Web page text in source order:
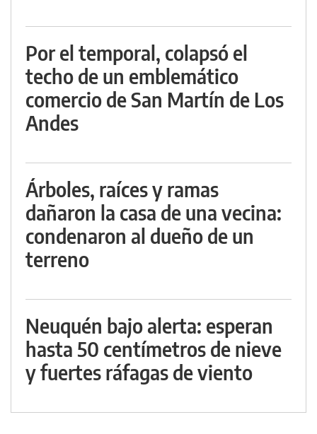
Por el temporal, colapsó el
techo de un emblemático
comercio de San Martín de Los
Andes
Árboles, raíces y ramas
dañaron la casa de una vecina:
condenaron al dueño de un
terreno
Neuquén bajo alerta: esperan
hasta 50 centímetros de nieve
y fuertes ráfagas de viento